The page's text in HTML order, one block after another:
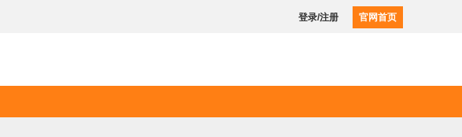
登录/注册 官网首页